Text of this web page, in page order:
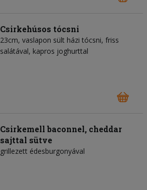
Csirkehúsos tócsni
23cm, vaslapon sült házi tócsni, friss
salátával, kapros joghurttal
Csirkemell baconnel, cheddar
sajttal sütve
grillezett édesburgonyával